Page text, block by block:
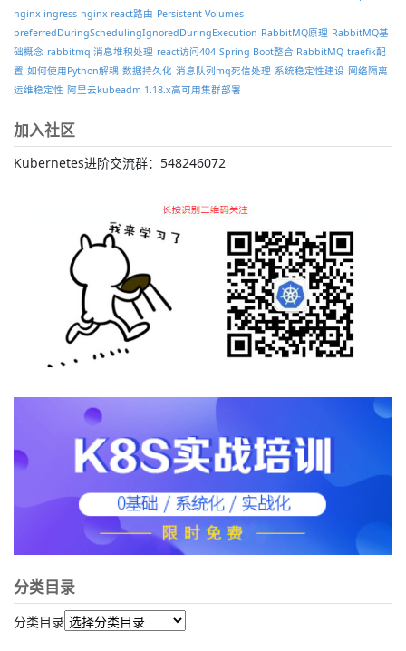
nginx ingress nginx react路由 Persistent Volumes
preferredDuringSchedulingIgnoredDuringExecution RabbitMQ原理 RabbitMQ基
础概念 rabbitmq 消息堆积处理 react访问404 Spring Boot整合 RabbitMQ traefik配
置 如何使用Python解耦 数据持久化 消息队列mq死信处理 系统稳定性建设 网络隔离
运维稳定性 阿里云kubeadm 1.18.x高可用集群部署
加入社区
Kubernetes进阶交流群：548246072
分类目录
分类目录